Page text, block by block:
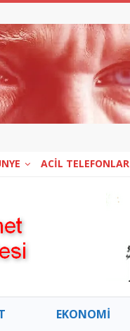
ACİL TELEFONLAR
EKONOMİ